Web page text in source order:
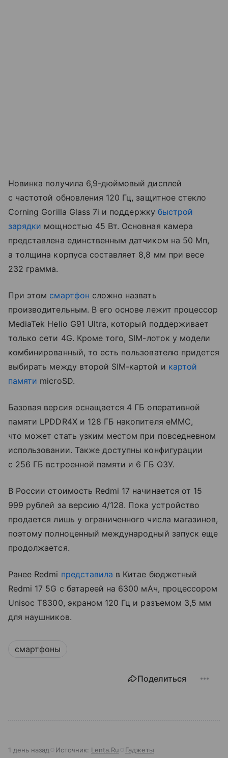
Новинка получила 6,9-дюймовый дисплей
с частотой обновления 120 Гц, защитное стекло
Corning Gorilla Glass 7i и поддержку быстрой
зарядки мощностью 45 Вт. Основная камера
представлена единственным датчиком на 50 Мп,
а толщина корпуса составляет 8,8 мм при весе
232 грамма.
При этом смартфон сложно назвать
производительным. В его основе лежит процессор
MediaTek Helio G91 Ultra, который поддерживает
только сети 4G. Кроме того, SIM-лоток у модели
комбинированный, то есть пользователю придется
выбирать между второй SIM-картой и картой
памяти microSD.
Базовая версия оснащается 4 ГБ оперативной
памяти LPDDR4X и 128 ГБ накопителя eMMC,
что может стать узким местом при повседневном
использовании. Также доступны конфигурации
с 256 ГБ встроенной памяти и 6 ГБ ОЗУ.
В России стоимость Redmi 17 начинается от 15
999 рублей за версию 4/128. Пока устройство
продается лишь у ограниченного числа магазинов,
поэтому полноценный международный запуск еще
продолжается.
Ранее Redmi представила в Китае бюджетный
Redmi 17 5G с батареей на 6300 мАч, процессором
Unisoc T8300, экраном 120 Гц и разъемом 3,5 мм
для наушников.
смартфоны
Поделиться
1 день назад Источник: Lenta.Ru Гаджеты